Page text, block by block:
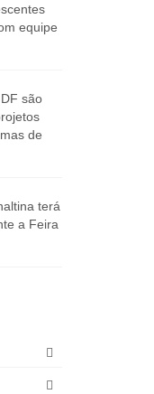
equipe
são
de
terá
a Feira